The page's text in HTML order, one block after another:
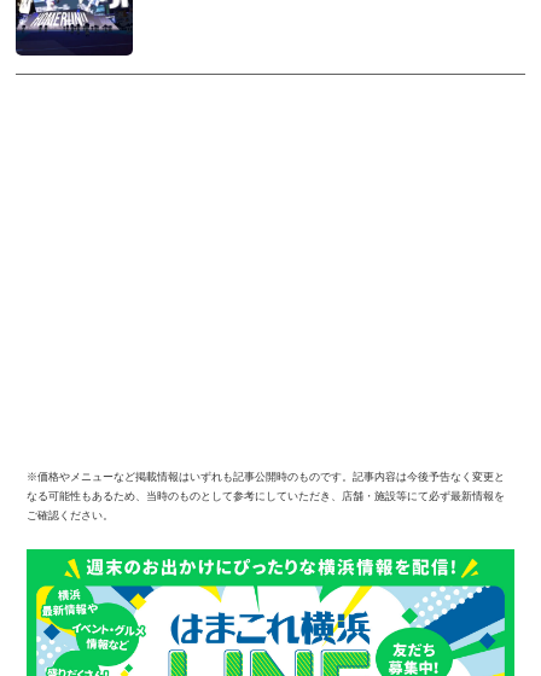
※価格やメニューなど掲載情報はいずれも記事公開時のものです。記事内容は今後予告なく変更と
なる可能性もあるため、当時のものとして参考にしていただき、店舗・施設等にて必ず最新情報を
ご確認ください。